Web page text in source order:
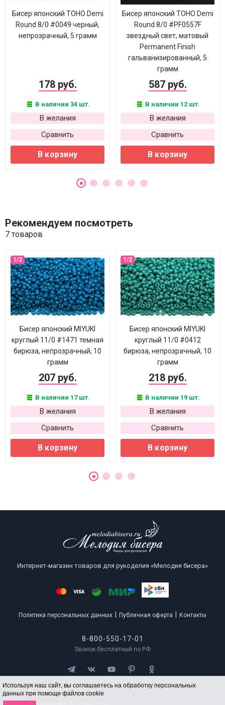
Используя наш сайт, вы соглашаетесь на обработку персональных
данных при помощи файлов cookie
Бисер японский TOHO Demi
Round 8/0 #0049 черный,
непрозрачный, 5 грамм
178 руб.
В наличии 34 шт.
В желания
Сравнить
В корзину
Бисер японский TOHO Demi
Round 8/0 #PF0557F
звездный свет, матовый
Permanent Finish
гальванизированный, 5
грамм
587 руб.
В наличии 12 шт.
В желания
Сравнить
В корзину
Рекомендуем посмотреть
7 товаров
Бисер японский MIYUKI
круглый 11/0 #1471 темная
бирюза, непрозрачный, 10
грамм
207 руб.
В наличии 17 шт.
В желания
Сравнить
В корзину
Бисер японский MIYUKI
круглый 11/0 #0412
бирюза, непрозрачный, 10
грамм
218 руб.
В наличии 19 шт.
В желания
Сравнить
В корзину
Интернет-магазин товаров для рукоделия «Мелодия бисера»
Политика персональных данных Публичная оферта Контакты
8-800-550-17-01
Звонок бесплатный по РФ